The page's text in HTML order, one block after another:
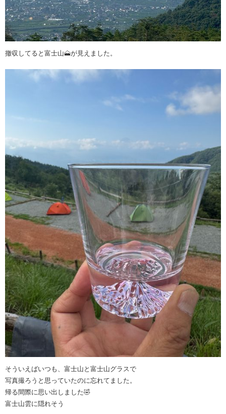
撤収してると富士山🗻が見えました。
そういえばいつも、富士山と富士山グラスで
写真撮ろうと思っていたのに忘れてました。
帰る間際に思い出しました🤣
富士山雲に隠れそう